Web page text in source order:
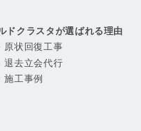
ドクラスタが選ばれる理由
原状回復工事
退去立会代行
施工事例